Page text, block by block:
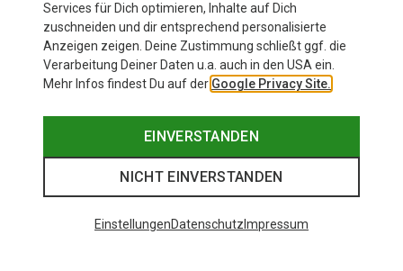
Services für Dich optimieren, Inhalte auf Dich
zuschneiden und dir entsprechend personalisierte
Anzeigen zeigen. Deine Zustimmung schließt ggf. die
Verarbeitung Deiner Daten u.a. auch in den USA ein.
Mehr Infos findest Du auf der Google Privacy Site.
EINVERSTANDEN
NICHT EINVERSTANDEN
EinstellungenDatenschutz Impressum